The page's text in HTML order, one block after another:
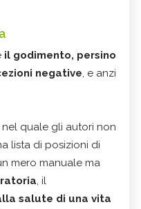
il godimento, persino
negative, e anzi
nel quale gli autori non
lista di posizioni di
mero manuale ma
, il
salute di una vita